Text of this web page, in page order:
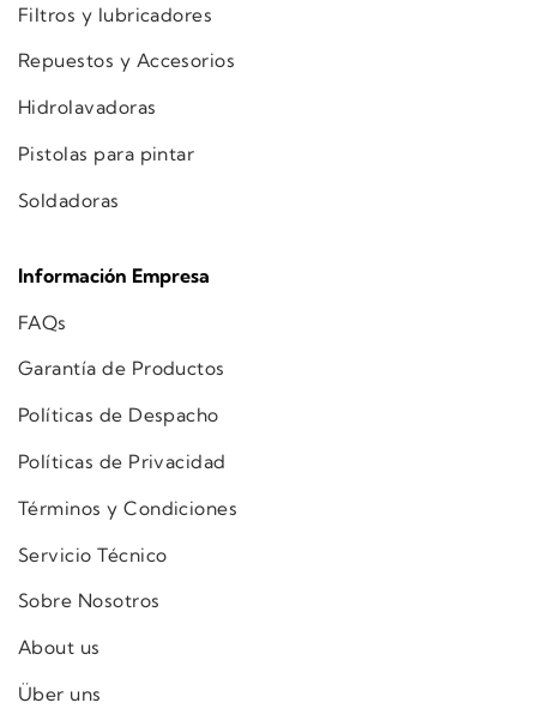
Filtros y lubricadores
Repuestos y Accesorios
Hidrolavadoras
Pistolas para pintar
Soldadoras
Información Empresa
FAQs
Garantía de Productos
Políticas de Despacho
Políticas de Privacidad
Términos y Condiciones
Servicio Técnico
Sobre Nosotros
About us
Über uns